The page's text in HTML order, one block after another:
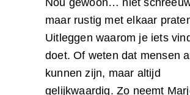
Nou gewoon… niet
maar rustig met elkaar
Uitleggen waarom je iets
doet. Of weten dat mensen
kunnen zijn, maar altijd
gelijkwaardig. Zo neemt